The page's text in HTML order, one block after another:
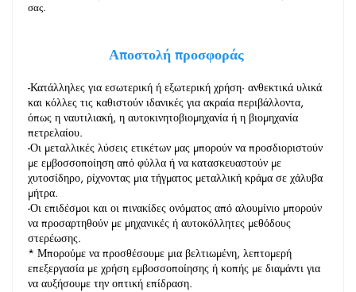
σας.
Αποστολή προσφοράς
-Κατάλληλες για εσωτερική ή εξωτερική χρήση· ανθεκτικά υλικά
και κόλλες τις καθιστούν ιδανικές για ακραία περιβάλλοντα,
όπως η ναυτιλιακή, η αυτοκινητοβιομηχανία ή η βιομηχανία
πετρελαίου.
-Οι μεταλλικές λύσεις ετικέτων μας μπορούν να προσδιοριστούν
με εμβοσσοποίηση από φύλλα ή να κατασκευαστούν με
χυτοσίδηρο, ρίχνοντας μια τήγματος μεταλλική κράμα σε χάλυβα
μήτρα.
-Οι επιδέσμοι και οι πινακίδες ονόματος από αλουμίνιο μπορούν
να προσαρτηθούν με μηχανικές ή αυτοκόλλητες μεθόδους
στερέωσης.
* Μπορούμε να προσθέσουμε μια βελτιωμένη, λεπτομερή
επεξεργασία με χρήση εμβοσσοποίησης ή κοπής με διαμάντι για
να αυξήσουμε την οπτική επίδραση.